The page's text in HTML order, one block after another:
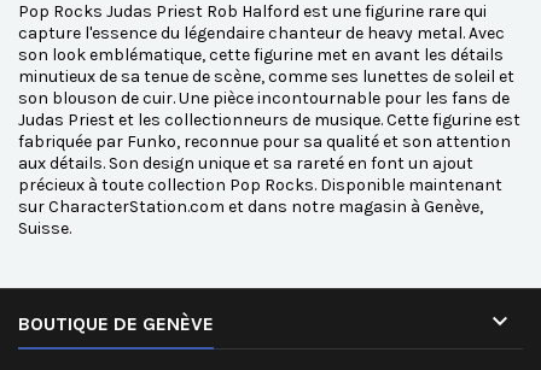
Pop Rocks Judas Priest Rob Halford est une figurine rare qui
capture l'essence du légendaire chanteur de heavy metal. Avec
son look emblématique, cette figurine met en avant les détails
minutieux de sa tenue de scène, comme ses lunettes de soleil et
son blouson de cuir. Une pièce incontournable pour les fans de
Judas Priest et les collectionneurs de musique. Cette figurine est
fabriquée par Funko, reconnue pour sa qualité et son attention
aux détails. Son design unique et sa rareté en font un ajout
précieux à toute collection Pop Rocks. Disponible maintenant
sur CharacterStation.com et dans notre magasin à Genève,
Suisse.
BOUTIQUE DE GENÈVE 